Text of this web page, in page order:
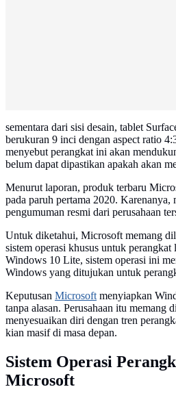
sementara dari sisi desain, tablet
berukuran 9 inci dengan aspect ratio
menyebut perangkat ini akan
belum dapat dipastikan apakah akan
Menurut laporan, produk terbaru
pada paruh pertama 2020.
pengumuman resmi dari perusahaan
Untuk diketahui, Microsoft memang
sistem operasi khusus untuk
Windows 10 Lite, sistem operasi ini
Windows yang ditujukan untuk
Keputusan Microsoftmenyiapkan
tanpa alasan. Perusahaan itu memang
menyesuaikan diri dengan tren
kian masif di masa depan.
Sistem Operasi
Microsoft